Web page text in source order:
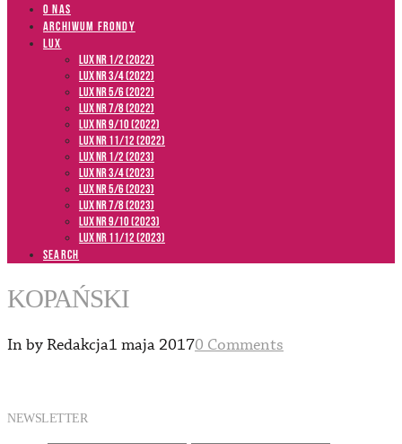
O NAS
ARCHIWUM FRONDY
LUX
LUX NR 1/2 (2022)
LUX NR 3/4 (2022)
LUX NR 5/6 (2022)
LUX NR 7/8 (2022)
LUX nr 9/10 (2022)
LUX NR 11/12 (2022)
LUX NR 1/2 (2023)
LUX NR 3/4 (2023)
LUX NR 5/6 (2023)
LUX NR 7/8 (2023)
LUX NR 9/10 (2023)
LUX NR 11/12 (2023)
SEARCH
KOPAŃSKI
In by Redakcja1 maja 20170 Comments
NEWSLETTER